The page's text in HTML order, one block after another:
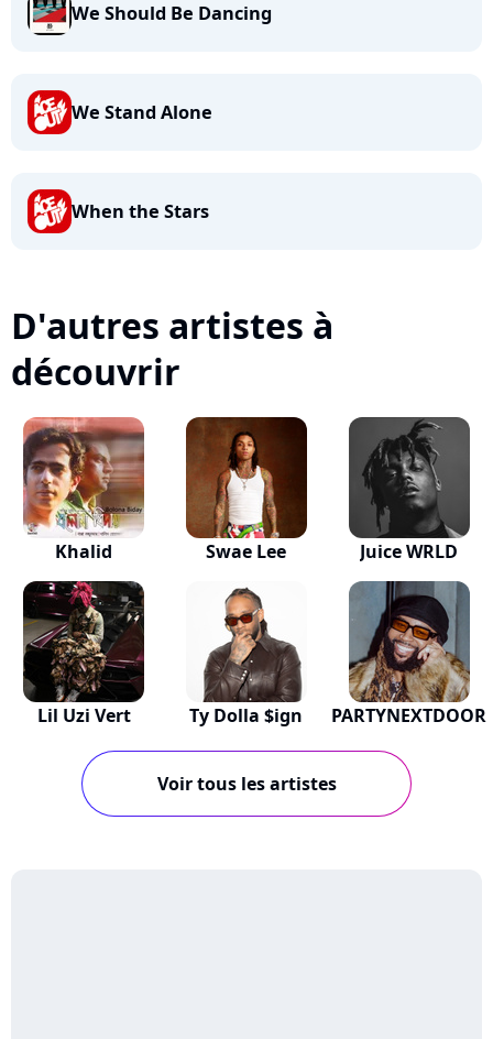
We Should Be Dancing
We Stand Alone
When the Stars
D'autres artistes à
découvrir
Khalid Swae Lee Juice WRLD
Lil Uzi Vert Ty Dolla $ign PARTYNEXTDOOR
Voir tous les artistes